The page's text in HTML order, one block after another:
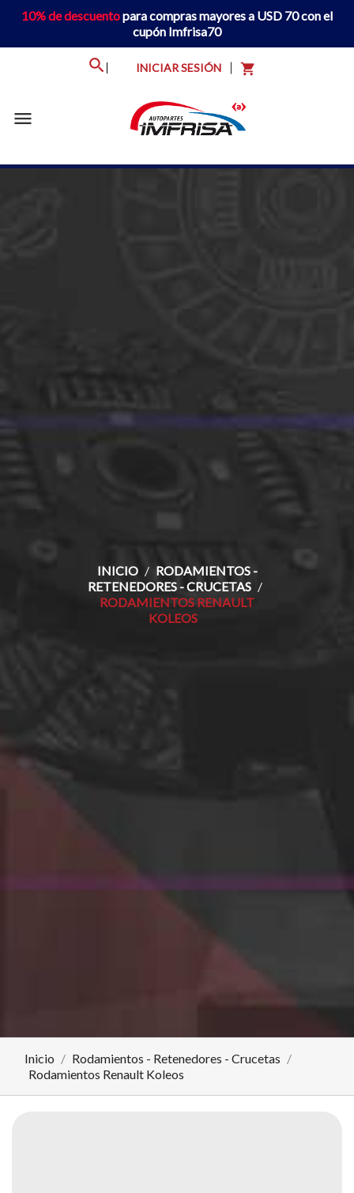
10% de descuentopara compras mayores a USD 70 con el
cupón Imfrisa70
INICIAR SESIÓN shopping_cart
menu
INICIO
RODAMIENTOS -
RETENEDORES - CRUCETAS
RODAMIENTOS RENAULT
KOLEOS
Inicio
Rodamientos - Retenedores - Crucetas
Rodamientos Renault Koleos